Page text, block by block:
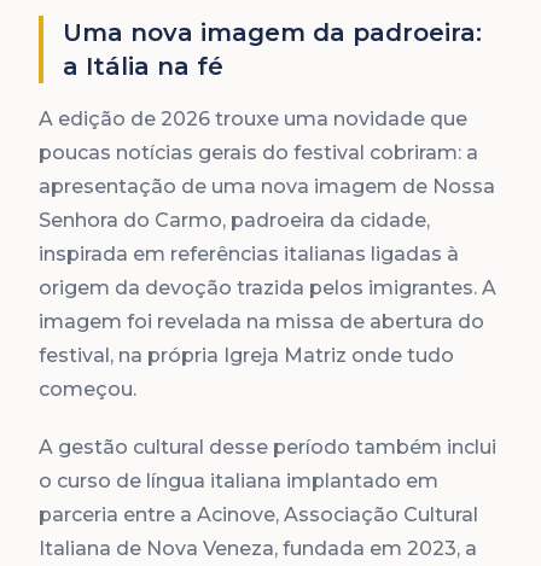
Uma nova imagem da padroeira:
a Itália na fé
A edição de 2026 trouxe uma novidade que
poucas notícias gerais do festival cobriram: a
apresentação de uma nova imagem de Nossa
Senhora do Carmo, padroeira da cidade,
inspirada em referências italianas ligadas à
origem da devoção trazida pelos imigrantes. A
imagem foi revelada na missa de abertura do
festival, na própria Igreja Matriz onde tudo
começou.
A gestão cultural desse período também inclui
o curso de língua italiana implantado em
parceria entre a Acinove, Associação Cultural
Italiana de Nova Veneza, fundada em 2023, a